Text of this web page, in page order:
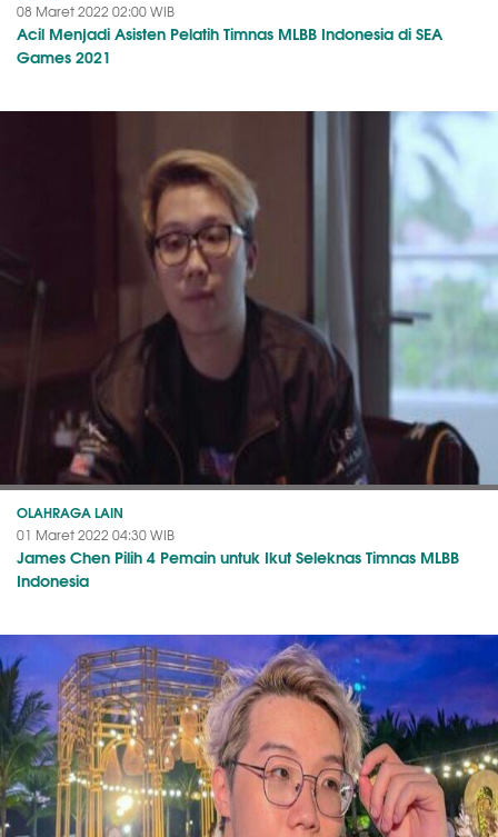
08 Maret 2022 02:00 WIB
Acil Menjadi Asisten Pelatih Timnas MLBB Indonesia di SEA
Games 2021
OLAHRAGA LAIN
01 Maret 2022 04:30 WIB
James Chen Pilih 4 Pemain untuk Ikut Seleknas Timnas MLBB
Indonesia